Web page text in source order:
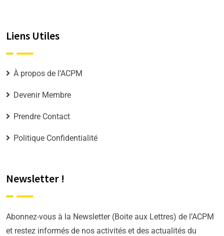
Liens Utiles
À propos de l’ACPM
Devenir Membre
Prendre Contact
Politique Confidentialité
Newsletter !
Abonnez-vous à la Newsletter (Boite aux Lettres) de l’ACPM
et restez informés de nos activités et des actualités du